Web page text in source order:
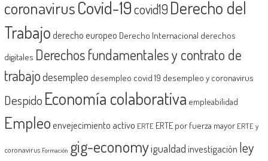
coronavirusCovid-19covid19 Derecho del
Trabajoderecho europeo Derecho Internacional derechos
digitales Derechos fundamentales y contrato de
trabajodesempleo desempleo covid 19 desempleo y coronavirus
Despido Economía colaborativa empleabilidad
Empleoenvejecimiento activo ERTE ERTE por fuerza mayor ERTE y
coronavirus Formación gig-economyigualdadinvestigación ley